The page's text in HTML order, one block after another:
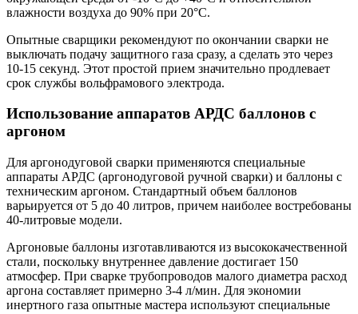
влажности воздуха до 90% при 20°C.
Опытные сварщики рекомендуют по окончании сварки не
выключать подачу защитного газа сразу, а сделать это через
10-15 секунд. Этот простой прием значительно продлевает
срок службы вольфрамового электрода.
Использование аппаратов АРДС баллонов с
аргоном
Для аргонодуговой сварки применяются специальные
аппараты АРДС (аргонодуговой ручной сварки) и баллоны с
техническим аргоном. Стандартный объем баллонов
варьируется от 5 до 40 литров, причем наиболее востребованы
40-литровые модели.
Аргоновые баллоны изготавливаются из высококачественной
стали, поскольку внутреннее давление достигает 150
атмосфер. При сварке трубопроводов малого диаметра расход
аргона составляет примерно 3-4 л/мин. Для экономии
инертного газа опытные мастера используют специальные